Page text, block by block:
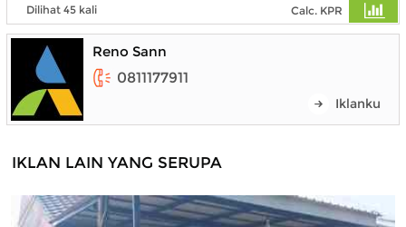
Dilihat 45 kali Calc. KPR
Reno Sann
0811177911
Iklanku
IKLAN LAIN YANG SERUPA